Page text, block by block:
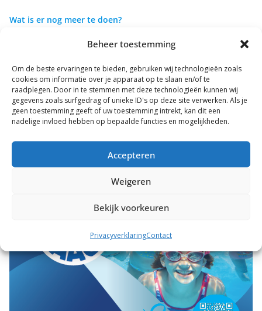
Beheer toestemming
Om de beste ervaringen te bieden, gebruiken wij technologieën zoals
cookies om informatie over je apparaat op te slaan en/of te
raadplegen. Door in te stemmen met deze technologieën kunnen wij
gegevens zoals surfgedrag of unieke ID's op deze site verwerken. Als je
geen toestemming geeft of uw toestemming intrekt, kan dit een
nadelige invloed hebben op bepaalde functies en mogelijkheden.
Accepteren
Weigeren
Bekijk voorkeuren
PrivacyverklaringContact
Wat is er nog meer te doen?
Iedere dag voor, na of tijdens de Zwem4daagse worden er ook
verschillende andere activiteiten georganiseerdwaar je
gratisaan mee kan doen! De activiteiten zijn zoals: schatduiken,
zeskamp spellen, kennis maken met synchroon zwemmen,
stormbaan, kleurwedstrijd en niet te vergeten op vrijdagavond
zwem4daagse deelnemers gratis!